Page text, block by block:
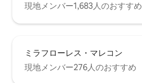
現地メンバー1,683人のおすすめ
ミラフローレス・マレコン
現地メンバー276人のおすすめ